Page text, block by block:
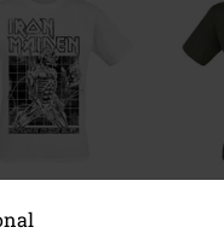
€ 19,99